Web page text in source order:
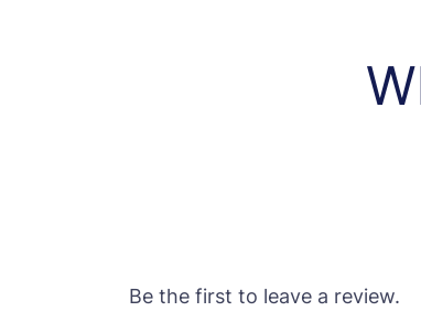
Be the first to leave a review.